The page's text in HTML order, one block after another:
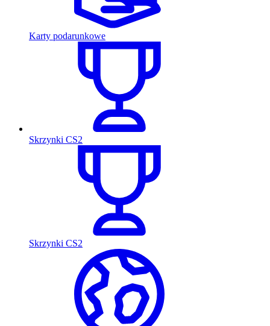
Karty podarunkowe
Skrzynki CS2
Skrzynki CS2